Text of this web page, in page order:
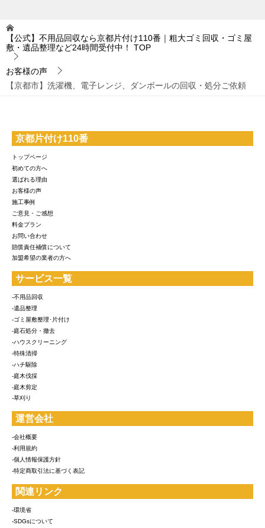
【公式】不用品回収なら京都片付け110番｜粗大ゴミ回収・ゴミ屋
敷・遺品整理など24時間受付中！
TOP
お客様の声
【京都市】洗濯機、電子レンジ、ダンボールの回収・処分ご依頼
京都片付け110番
トップページ
初めての方へ
選ばれる理由
お客様の声
施工事例
ご意見・ご感想
料金プラン
お問い合わせ
賠償責任補償について
加盟希望の業者の方へ
サービス一覧
-不用品回収
-遺品整理
-ゴミ屋敷整理･片付け
-庭石処分・撤去
-ハウスクリーニング
-特殊清掃
-ハチ駆除
-庭木伐採
-庭木剪定
-草刈り
運営会社
-会社概要
-利用規約
-個人情報保護方針
-特定商取引法に基づく表記
関連リンク
-環境省
-SDGsについて